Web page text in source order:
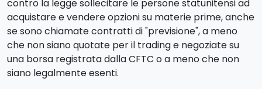
contro la legge sollecitare le persone statunitensi ad
acquistare e vendere opzioni su materie prime, anche
se sono chiamate contratti di "previsione", a meno
che non siano quotate per il trading e negoziate su
una borsa registrata dalla CFTC o a meno che non
siano legalmente esenti.